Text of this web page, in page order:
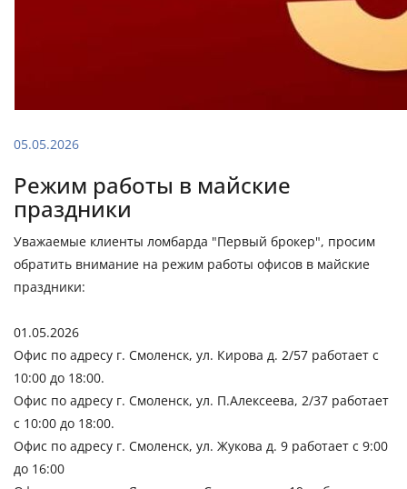
05.05.2026
Режим работы в майские
праздники
Уважаемые клиенты ломбарда "Первый брокер", просим
обратить внимание на режим работы офисов в майские
праздники:
01.05.2026
Офис по адресу г. Смоленск, ул. Кирова д. 2/57 работает с
10:00 до 18:00.
Офис по адресу г. Смоленск, ул. П.Алексеева, 2/37 работает
с 10:00 до 18:00.
Офис по адресу г. Смоленск, ул. Жукова д. 9 работает с 9:00
до 16:00